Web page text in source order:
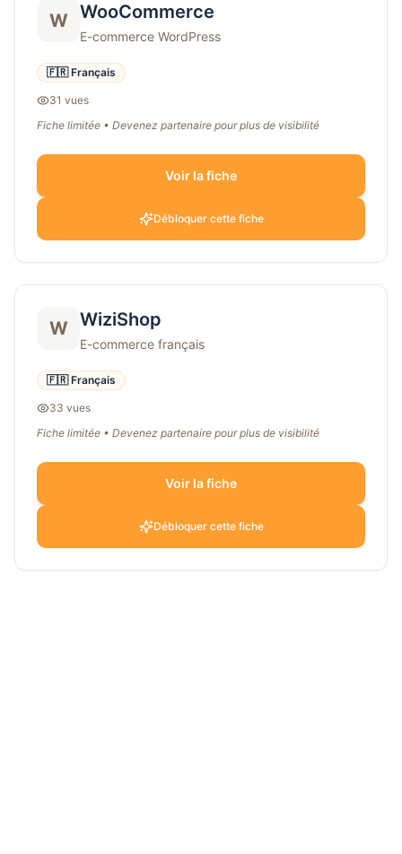
W WooCommerce
E-commerce WordPress
🇫🇷 Français
31 vues
Fiche limitée • Devenez partenaire pour plus de visibilité
Voir la fiche
Débloquer cette fiche
W WiziShop
E-commerce français
🇫🇷 Français
33 vues
Fiche limitée • Devenez partenaire pour plus de visibilité
Voir la fiche
Débloquer cette fiche